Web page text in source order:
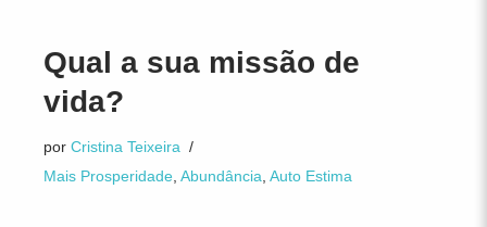
Qual a sua missão de
vida?
por Cristina Teixeira
Mais Prosperidade Abundância Auto Estima